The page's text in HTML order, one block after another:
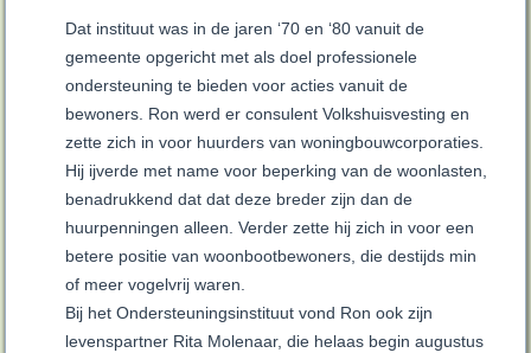
Dat instituut was in de jaren ‘70 en ‘80 vanuit de
gemeente opgericht met als doel professionele
ondersteuning te bieden voor acties vanuit de
bewoners. Ron werd er consulent Volkshuisvesting en
zette zich in voor huurders van woningbouwcorporaties.
Hij ijverde met name voor beperking van de woonlasten,
benadrukkend dat dat deze breder zijn dan de
huurpenningen alleen. Verder zette hij zich in voor een
betere positie van woonbootbewoners, die destijds min
of meer vogelvrij waren.
Bij het Ondersteuningsinstituut vond Ron ook zijn
levenspartner Rita Molenaar, die helaas begin augustus